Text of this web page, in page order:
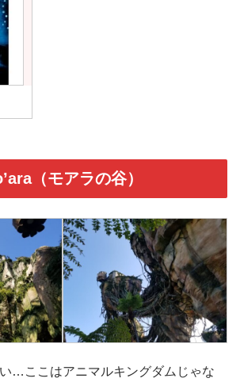
（モアラの谷）
…ここはアニマルキングダムじゃな